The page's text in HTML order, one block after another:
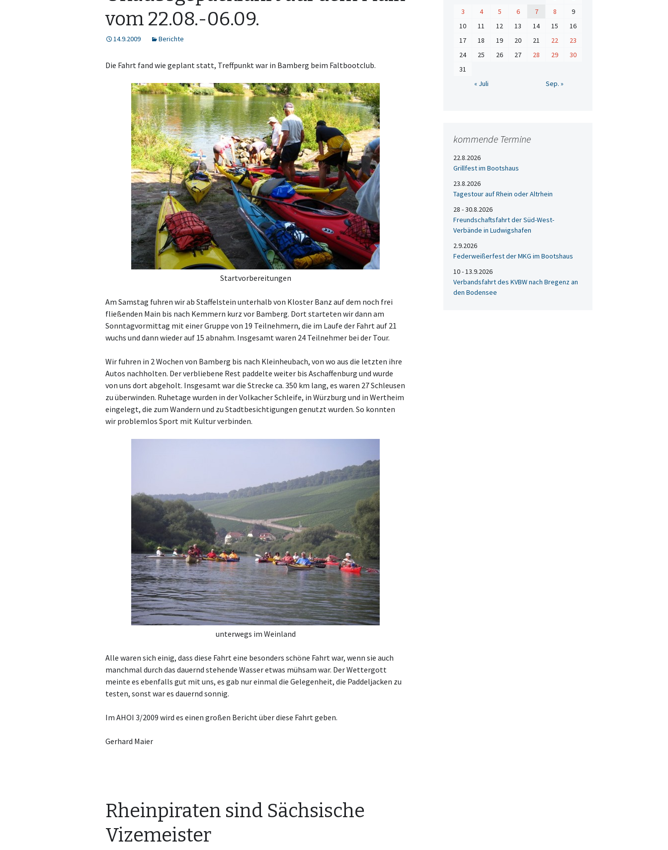
vom 22.08.-06.09.
14.9.2009 Berichte
Die Fahrt fand wie geplant statt, Treffpunkt war in Bamberg beim Faltbootclub.
Startvorbereitungen
Am Samstag fuhren wir ab Staffelstein unterhalb von Kloster Banz auf dem noch frei
fließenden Main bis nach Kemmern kurz vor Bamberg. Dort starteten wir dann am
Sonntagvormittag mit einer Gruppe von 19 Teilnehmern, die im Laufe der Fahrt auf 21
wuchs und dann wieder auf 15 abnahm. Insgesamt waren 24 Teilnehmer bei der Tour.
Wir fuhren in 2 Wochen von Bamberg bis nach Kleinheubach, von wo aus die letzten ihre
Autos nachholten. Der verbliebene Rest paddelte weiter bis Aschaffenburg und wurde
von uns dort abgeholt. Insgesamt war die Strecke ca. 350 km lang, es waren 27 Schleusen
zu überwinden. Ruhetage wurden in der Volkacher Schleife, in Würzburg und in Wertheim
eingelegt, die zum Wandern und zu Stadtbesichtigungen genutzt wurden. So konnten
wir problemlos Sport mit Kultur verbinden.
unterwegs im Weinland
Alle waren sich einig, dass diese Fahrt eine besonders schöne Fahrt war, wenn sie auch
manchmal durch das dauernd stehende Wasser etwas mühsam war. Der Wettergott
meinte es ebenfalls gut mit uns, es gab nur einmal die Gelegenheit, die Paddeljacken zu
testen, sonst war es dauernd sonnig.
Im AHOI 3/2009 wird es einen großen Bericht über diese Fahrt geben.
Gerhard Maier
Rheinpiraten sind Sächsische
Vizemeister
3
4 5 6 7 8
9
10
11 12 13 14 15
16
17
18 19 20 21 22
23
24
25 26 27 28 29
30
31
« Juli
Sep. »
kommende Termine
22.8.2026
Grillfest im Bootshaus
23.8.2026
Tagestour auf Rhein oder Altrhein
28 - 30.8.2026
Freundschaftsfahrt der Süd-West-
Verbände in Ludwigshafen
2.9.2026
Federweißerfest der MKG im Bootshaus
10 - 13.9.2026
Verbandsfahrt des KVBW nach Bregenz an
den Bodensee